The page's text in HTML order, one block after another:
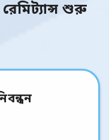
শুরু